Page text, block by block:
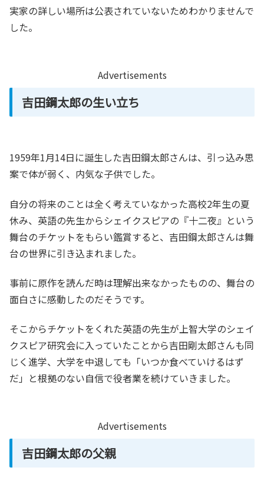
実家の詳しい場所は公表されていないためわかりませんで
した。
Advertisements
吉田鋼太郎の生い立ち
1959年1月14日に誕生した吉田鋼太郎さんは、引っ込み思
案で体が弱く、内気な子供でした。
自分の将来のことは全く考えていなかった高校2年生の夏
休み、英語の先生からシェイクスピアの『十二夜』という
舞台のチケットをもらい鑑賞すると、吉田鋼太郎さんは舞
台の世界に引き込まれました。
事前に原作を読んだ時は理解出来なかったものの、舞台の
面白さに感動したのだそうです。
そこからチケットをくれた英語の先生が上智大学のシェイ
クスピア研究会に入っていたことから吉田剛太郎さんも同
じく進学、大学を中退しても「いつか食べていけるはず
だ」と根拠のない自信で役者業を続けていきました。
Advertisements
吉田鋼太郎の父親